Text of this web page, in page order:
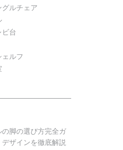
グルチェア
ビ台
ルフ
脚の選び方完全ガ
ザインを徹底解説